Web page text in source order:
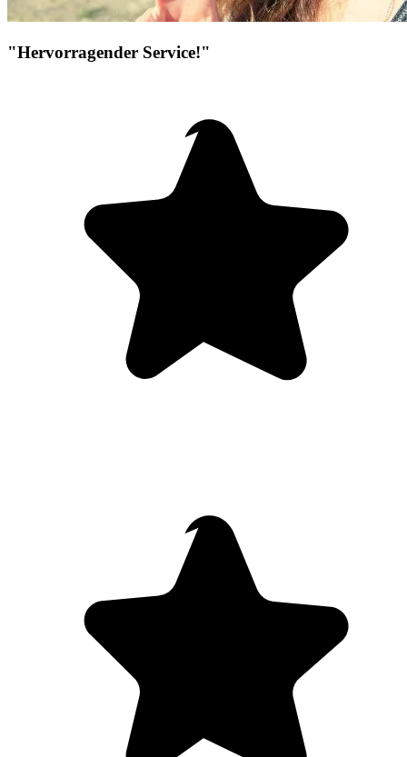
"Hervorragender Service!"